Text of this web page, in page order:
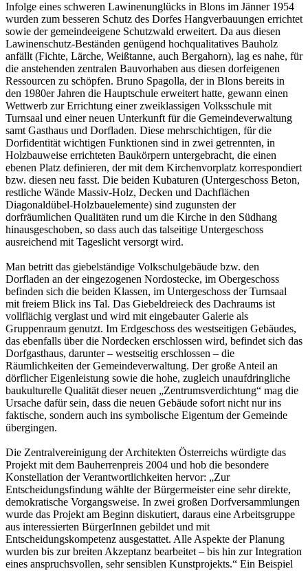
Infolge eines schweren Lawinenunglücks in Blons im Jänner 1954
wurden zum besseren Schutz des Dorfes Hangverbauungen errichtet
sowie der gemeindeeigene Schutzwald erweitert. Da aus diesen
Lawinenschutz-Beständen genügend hochqualitatives Bauholz
anfällt (Fichte, Lärche, Weißtanne, auch Bergahorn), lag es nahe, für
die anstehenden zentralen Bauvorhaben aus diesen dorfeigenen
Ressourcen zu schöpfen. Bruno Spagolla, der in Blons bereits in
den 1980er Jahren die Hauptschule erweitert hatte, gewann einen
Wettwerb zur Errichtung einer zweiklassigen Volksschule mit
Turnsaal und einer neuen Unterkunft für die Gemeindeverwaltung
samt Gasthaus und Dorfladen. Diese mehrschichtigen, für die
Dorfidentität wichtigen Funktionen sind in zwei getrennten, in
Holzbauweise errichteten Baukörpern untergebracht, die einen
ebenen Platz definieren, der mit dem Kirchenvorplatz korrespondiert
bzw. diesen neu fasst. Die beiden Kubaturen (Untergeschoss Beton,
restliche Wände Massiv-Holz, Decken und Dachflächen
Diagonaldübel-Holzbauelemente) sind zugunsten der
dorfräumlichen Qualitäten rund um die Kirche in den Südhang
hinausgeschoben, so dass auch das talseitige Untergeschoss
ausreichend mit Tageslicht versorgt wird.
Man betritt das giebelständige Volkschulgebäude bzw. den
Dorfladen an der eingezogenen Nordostecke, im Obergeschoss
befinden sich die beiden Klassen, im Untergeschoss der Turnsaal
mit freiem Blick ins Tal. Das Giebeldreieck des Dachraums ist
vollflächig verglast und wird mit eingebauter Galerie als
Gruppenraum genutzt. Im Erdgeschoss des westseitigen Gebäudes,
das ebenfalls über die Nordecken erschlossen wird, befindet sich das
Dorfgasthaus, darunter – westseitig erschlossen – die
Räumlichkeiten der Gemeindeverwaltung. Der große Anteil an
dörflicher Eigenleistung sowie die hohe, zugleich unaufdringliche
baukulturelle Qualität dieser neuen „Zentrumsverdichtung“ mag die
Ursache dafür sein, dass die neuen Gebäude sofort nicht nur ins
faktische, sondern auch ins symbolische Eigentum der Gemeinde
übergingen.
Die Zentralvereinigung der Architekten Österreichs würdigte das
Projekt mit dem Bauherrenpreis 2004 und hob die besondere
Konstellation der Verantwortlichkeiten hervor: „Zur
Entscheidungsfindung wählte der Bürgermeister eine sehr direkte,
demokratische Vorgangsweise. In zwei großen Dorfversammlungen
wurde das Projekt am Beginn diskutiert, daraus eine Arbeitsgruppe
aus interessierten BürgerInnen gebildet und mit
Entscheidungskompetenz ausgestattet. Alle Aspekte der Planung
wurden bis zur breiten Akzeptanz bearbeitet – bis hin zur Integration
eines anspruchsvollen, sehr sensiblen Kunstprojekts.“ Ein Beispiel